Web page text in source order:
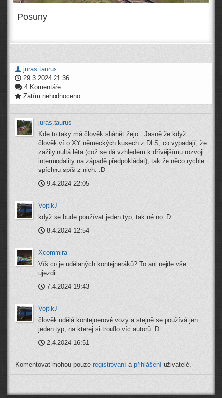
Posuny
juras.taurus
29.3.2024 21:36
4 Komentáře
Zatím nehodnoceno
juras.taurus
Kde to taky má člověk shánět žejo...Jasně že když
člověk ví o XY německých kusech z DLS, co vypadají, že
zažily nultá léta (což se dá vzhledem k dřívějšímu rozvoji
intermodality na západě předpokládat), tak že něco rychle
spíchnu spíš z nich. :D
9.4.2024 22:05
VojtikJ
když se bude používat jeden typ, tak né no :D
8.4.2024 12:54
Xcommira
Víš co je udělaných kontejneráků? To ani nejde vše
ujezdit.
7.4.2024 19:43
VojtikJ
člověk udělá kontejnerové vozy a stejně se používá jen
jeden typ, na kterej si trouflo víc autorů :D
2.4.2024 16:51
Komentovat mohou pouze registrovaní a přihlášení uživatelé.